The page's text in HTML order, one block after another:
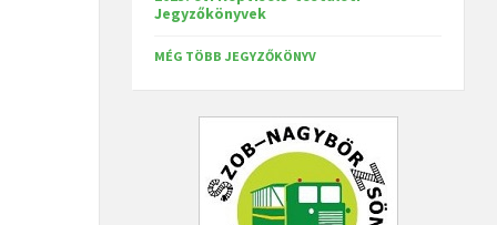
Jegyzőkönyvek
MÉG TÖBB JEGYZŐKÖNYV